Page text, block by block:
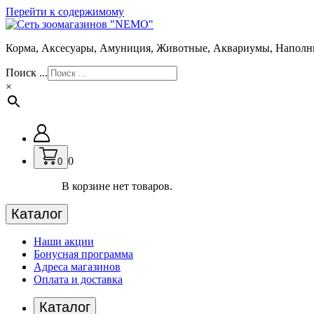
Перейти к содержимому
Корма, Аксесуары, Амуниция, Животные, Аквариумы,
Поиск ...
×
0 0
В корзине нет товаров.
Каталог
Наши акции
Бонусная программа
Адреса магазинов
Оплата и доставка
Каталог